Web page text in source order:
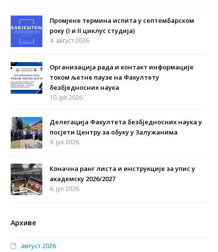
Промјене термина испита у септембарском
року (I и II циклус студија)
4. август 2026.
Организација рада и контакт информације
током љетне паузе на Факултету
безбједносних наука
10. јул 2026.
Делегација Факултета безбједносних наука у
посјети Центру за обуку у Залужанима
9. јул 2026.
Коначна ранг листа и инструкције за упис у
академску 2026/2027
6. јул 2026.
Архиве
август 2026